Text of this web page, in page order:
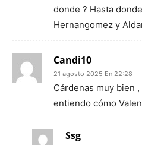
donde ? Hasta
Hernangomez y
Candi10
21 agosto 2025 En 22:28
Cárdenas muy bien
entiendo cómo
Ssg